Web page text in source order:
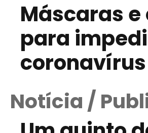
Máscaras
para
coronavírus
Notícia /